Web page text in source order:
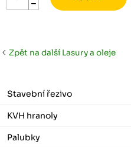
Zpět na další Lasury a oleje
Stavební řezivo
KVH hranoly
Palubky